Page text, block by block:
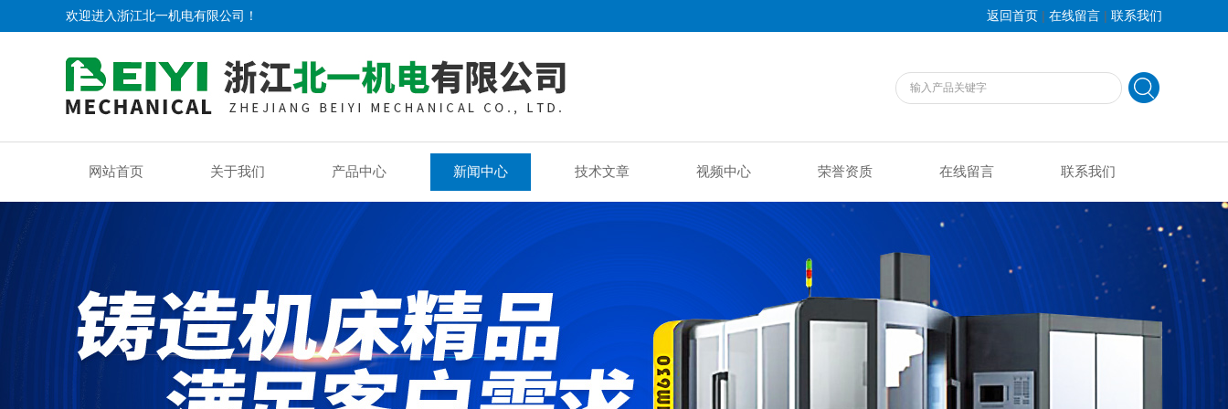
欢迎进入浙江北一机电有限公司！ 返回首页 | 在线留言 | 联系我们
网站首页 关于我们 产品中心 新闻中心 技术文章 视频中心 荣誉资质 在线留言 联系我们